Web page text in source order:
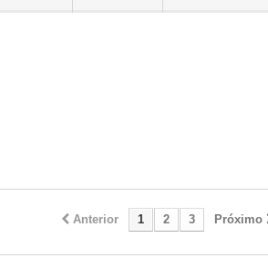
Anterior 1 2 3 Próximo